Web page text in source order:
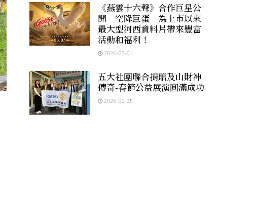
《燕雲十六聲》合作巨星公
開 空降巨蛋 為上市以來
最大型河西資料片帶來豐富
活動和福利！
2026-03-04
五大社團聯合捐贈及山財神
傳奇-春節公益展演圓滿成功
2026-02-25